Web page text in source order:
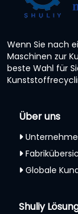
Wenn Sie nach
Maschinen zur
beste Wahl für
Über uns
Globale
Shuliy